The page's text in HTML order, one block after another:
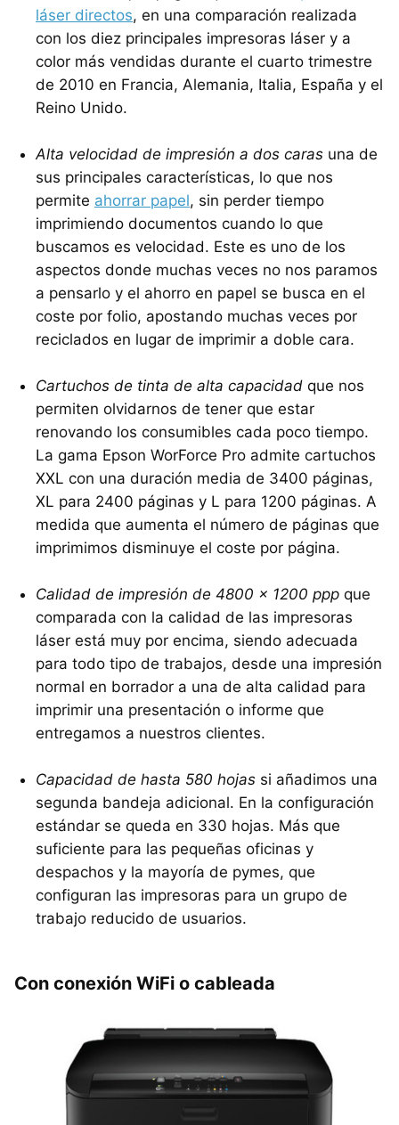
láser directos, en una comparación realizada
con los diez principales impresoras láser y a
color más vendidas durante el cuarto trimestre
de 2010 en Francia, Alemania, Italia, España y el
Reino Unido.
Alta velocidad de impresión a dos caras una de
sus principales características, lo que nos
permite ahorrar papel, sin perder tiempo
imprimiendo documentos cuando lo que
buscamos es velocidad. Este es uno de los
aspectos donde muchas veces no nos paramos
a pensarlo y el ahorro en papel se busca en el
coste por folio, apostando muchas veces por
reciclados en lugar de imprimir a doble cara.
Cartuchos de tinta de alta capacidad que nos
permiten olvidarnos de tener que estar
renovando los consumibles cada poco tiempo.
La gama Epson WorForce Pro admite cartuchos
XXL con una duración media de 3400 páginas,
XL para 2400 páginas y L para 1200 páginas. A
medida que aumenta el número de páginas que
imprimimos disminuye el coste por página.
Calidad de impresión de 4800 x 1200 ppp que
comparada con la calidad de las impresoras
láser está muy por encima, siendo adecuada
para todo tipo de trabajos, desde una impresión
normal en borrador a una de alta calidad para
imprimir una presentación o informe que
entregamos a nuestros clientes.
Capacidad de hasta 580 hojas si añadimos una
segunda bandeja adicional. En la configuración
estándar se queda en 330 hojas. Más que
suficiente para las pequeñas oficinas y
despachos y la mayoría de pymes, que
configuran las impresoras para un grupo de
trabajo reducido de usuarios.
Con conexión WiFi o cableada